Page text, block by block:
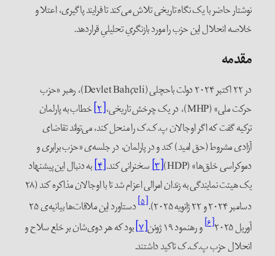
نوشتار حاضر با یک نگاه تاریخی تلاش می‌کند تا فرایند پاگیری، اعتلا و
خلاصه انحلال این حزب را مورد بازنگریِ تحلیلیِ قراردهد.
مقدمه
در ۲۲ اکتبر ۲۰۲۴ دولت باحچلی (Devlet Bahçeli)، رهبر «حزب
حرکت ملی» (MHP)، در یک چرخش تاریخی،
[۲]
خطاب به پارلمان
ترکیه گفت که اگر اوجالان پ.‌ک.‌ک را منحل کند، می‌تواند تقاضای
آزادی مشروط (حق امید) کند و در پارلمان، در جلسه‌ی «حزب برابری و
دموکراسی خلق‌ها» (HDP)
[۳] سخنرانی کند.[۴] به دنبال این پیشنهاد
یک هیئت نمایندگی به زندان امرالی اعزام شد تا با اوجالان مذاکره کند (۲۸
دسامبر ۲۰۲۴ و ۲۲ ژانویه ۲۰۲۵).
[۵]
دستاورد این ملاقات‌ها بیانیه‌ی ۲۵
آوریل ۲۰۲۵
[۶] و رهنمود ۱۹ ژوئن [۷]
بود که هر دوی‌شان بر خلع سلاح و
انحلال حزب پ.ک.ک تاکید داشتند.